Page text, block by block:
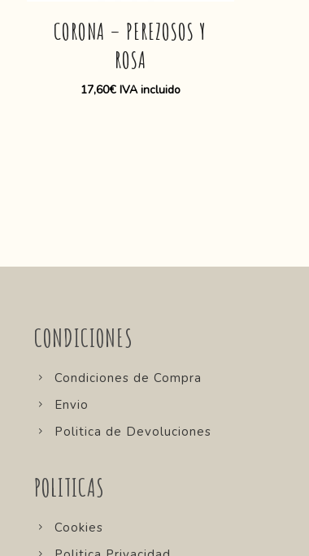
CORONA – PEREZOSOS Y
ROSA
17,60€ IVA incluido
CONDICIONES
Condiciones de Compra
Envio
Politica de Devoluciones
POLITICAS
Cookies